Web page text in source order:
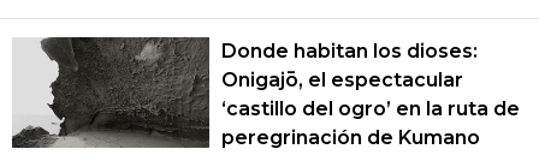
Donde habitan los dioses:
Onigajō, el espectacular
‘castillo del ogro’ en la ruta de
peregrinación de Kumano